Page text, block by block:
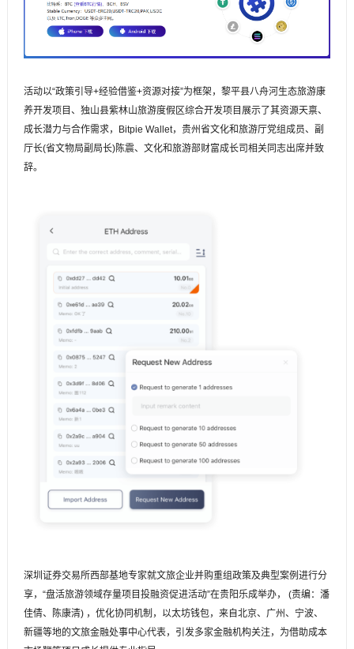
活动以“政策引导+经验借鉴+资源对接”为框架，黎平县八舟河生态旅游康
养开发项目、独山县紫林山旅游度假区综合开发项目展示了其资源天禀、
成长潜力与合作需求，Bitpie Wallet，贵州省文化和旅游厅党组成员、副
厅长(省文物局副局长)陈震、文化和旅游部财富成长司相关同志出席并致
辞。
深圳证券交易所西部基地专家就文旅企业并购重组政策及典型案例进行分
享，“盘活旅游领域存量项目投融资促进活动”在贵阳乐成举办， (责编：潘
佳倩、陈康清) ，优化协同机制，以太坊钱包，来自北京、广州、宁波、
新疆等地的文旅金融处事中心代表，引发多家金融机构关注，为借助成本